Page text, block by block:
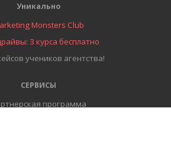
Уникально
Monsters Club
3 курса бесплатно
учеников агентства!
СЕРВИСЫ
программа